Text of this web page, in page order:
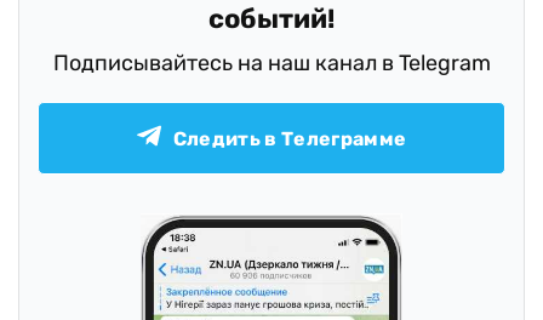
событий!
Подписывайтесь на наш канал в Telegram
Следить в Телеграмме